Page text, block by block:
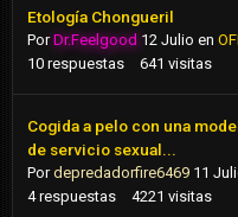
Etología Chongueril
PorDr.Feelgood 12 Julio en
10 respuestas 641 visitas
Cogida a pelo con una
de servicio sexual...
Pordepredadorfire6469 11
4 respuestas 4221 visitas